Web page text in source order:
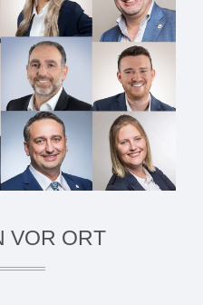
VOR ORT